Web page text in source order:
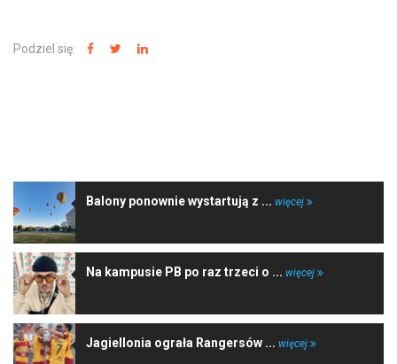
Podziel się:
Balony ponownie wystartują z ... więcej
Na kampusie PB po raz trzeci o ... więcej
Jagiellonia ograła Rangersów ... więcej